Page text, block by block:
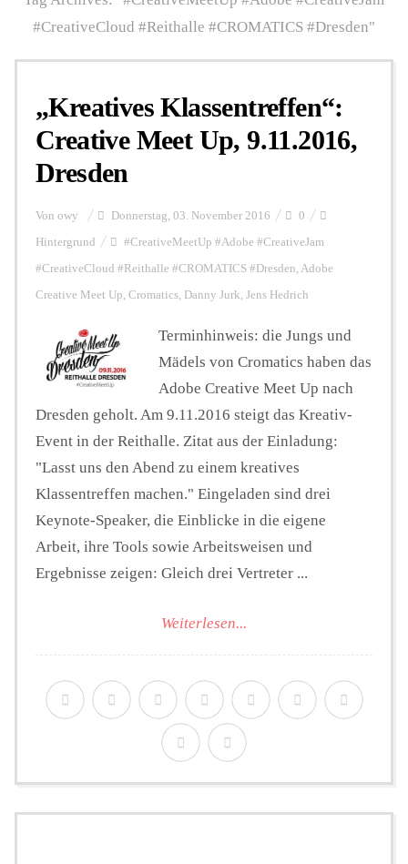
Personalien
Hintergrund
FUNKTURM-Beiträge
Podcast
Seminare
Unterstützen
#CreativeCloud #Reithalle #CROMATICS #Dresden"
„Kreatives Klassentreffen“:
Creative Meet Up, 9.11.2016,
Dresden
Von owy Donnerstag, 03. November 2016 0
Hintergrund #CreativeMeetUp #Adobe #CreativeJam
#CreativeCloud #Reithalle #CROMATICS #Dresden, Adobe
Creative Meet Up, Cromatics, Danny Jurk, Jens Hedrich
Terminhinweis: die Jungs und
Mädels von Cromatics haben das
Adobe Creative Meet Up nach
Dresden geholt. Am 9.11.2016 steigt das Kreativ-
Event in der Reithalle. Zitat aus der Einladung:
"Lasst uns den Abend zu einem kreatives
Klassentreffen machen." Eingeladen sind drei
Keynote-Speaker, die Einblicke in die eigene
Arbeit, ihre Tools sowie Arbeitsweisen und
Ergebnisse zeigen: Gleich drei Vertreter ...
Weiterlesen...